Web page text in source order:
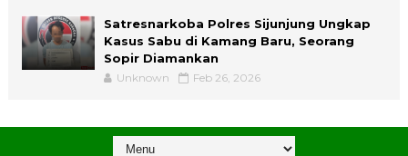
Satresnarkoba Polres Sijunjung Ungkap
Kasus Sabu di Kamang Baru, Seorang
Sopir Diamankan
Unknown Feb 26, 2026